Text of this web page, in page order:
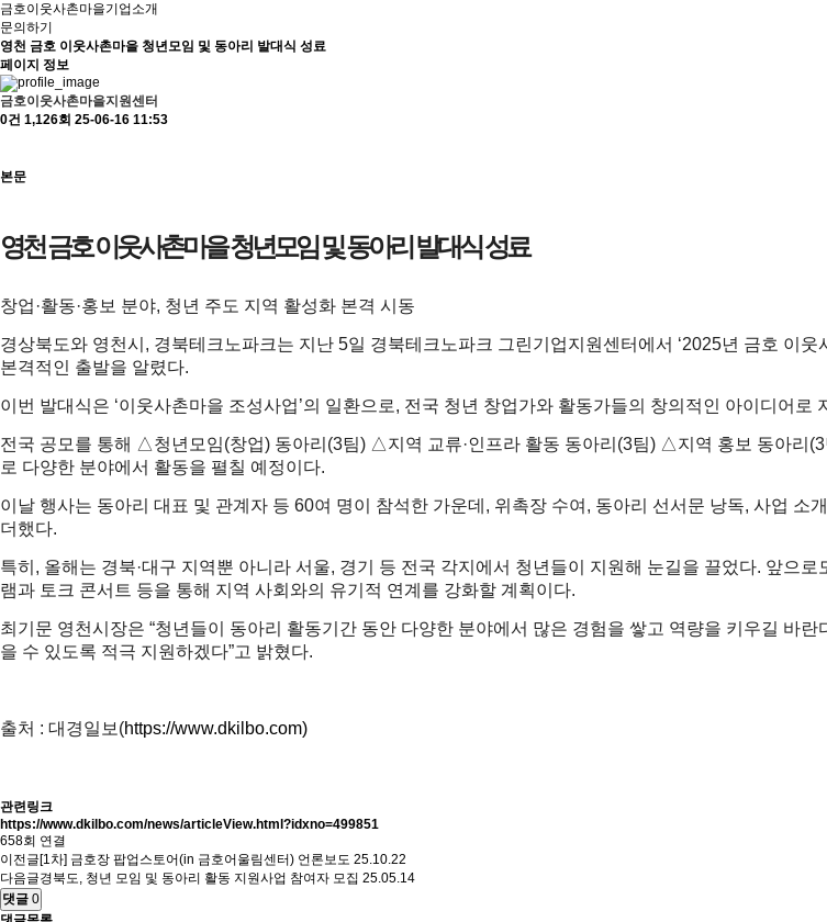
금호이웃사촌마을기업소개
문의하기
영천 금호 이웃사촌마을 청년모임 및 동아리 발대식 성료
페이지 정보
금호이웃사촌마을지원센터
0건 1,126회 25-06-16 11:53
본문
영천 금호 이웃사촌마을 청년모임 및 동아리 발대식 성료
창업·활동·홍보 분야, 청년 주도 지역 활성화 본격 시동
경상북도와 영천시, 경북테크노파크는 지난 5일 경북테크노파크 그린기업지원센터에서 ‘2025년 금호 이
본격적인 출발을 알렸다.
이번 발대식은 ‘이웃사촌마을 조성사업’의 일환으로, 전국 청년 창업가와 활동가들의 창의적인 아이디어
전국 공모를 통해 △청년모임(창업) 동아리(3팀) △지역 교류·인프라 활동 동아리(3팀) △지역 홍보 동아리
로 다양한 분야에서 활동을 펼칠 예정이다.
이날 행사는 동아리 대표 및 관계자 등 60여 명이 참석한 가운데, 위촉장 수여, 동아리 선서문 낭독, 사업
더했다.
특히, 올해는 경북·대구 지역뿐 아니라 서울, 경기 등 전국 각지에서 청년들이 지원해 눈길을 끌었다. 앞으
램과 토크 콘서트 등을 통해 지역 사회와의 유기적 연계를 강화할 계획이다.
최기문 영천시장은 “청년들이 동아리 활동기간 동안 다양한 분야에서 많은 경험을 쌓고 역량을 키우길 바
을 수 있도록 적극 지원하겠다”고 밝혔다.
출처 : 대경일보(https://www.dkilbo.com)
관련링크
https://www.dkilbo.com/news/articleView.html?idxno=499851
658회 연결
이전글[1차] 금호장 팝업스토어(in 금호어울림센터) 언론보도 25.10.22
다음글경북도, 청년 모임 및 동아리 활동 지원사업 참여자 모집 25.05.14
댓글 0